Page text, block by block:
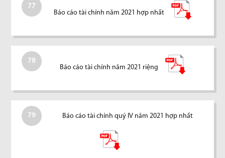
77
Báo cáo tài chính năm 2021 hợp nhất
78
Báo cáo tài chính năm 2021 riệng
79 Báo cáo tài chính quý IV năm 2021 hợp nhất